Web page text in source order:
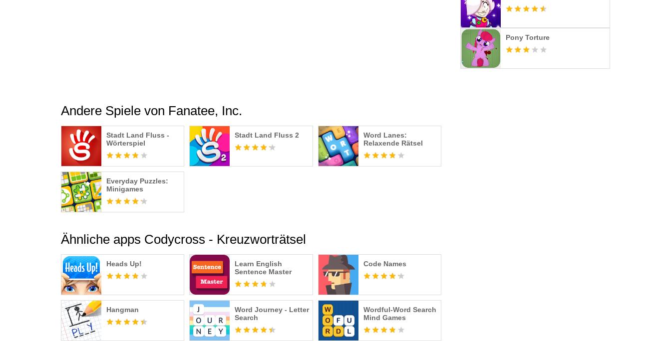
Unsere Datenschutzbestimmungen findest du unter: https://game.codycross-
game.com/Terms/PrivacyPolicy/de
Unsere AGB findest du unter: https://game.codycross-game.com/Terms/TermsOfService/de
Andere Spiele von Fanatee, Inc.
Stadt Land Fluss -
Wörterspiel
Stadt Land Fluss 2
Word Lanes:
Relaxende Rätsel
Everyday Puzzles:
Minigames
Ähnliche apps Codycross - Kreuzworträtsel
Heads Up!
Learn English
Sentence Master
Code Names
Hangman
Word Journey - Letter
Search
Wordful-Word Search
Mind Games
Pony Torture